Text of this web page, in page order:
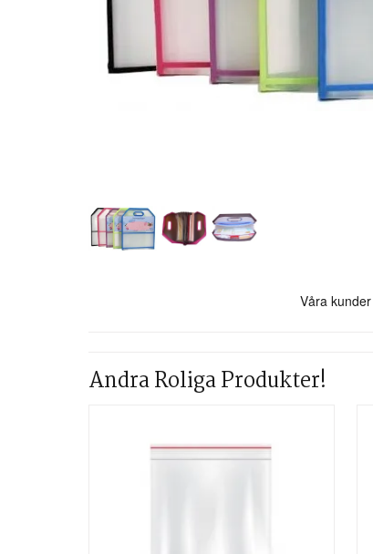
Andra Roliga Produkter!